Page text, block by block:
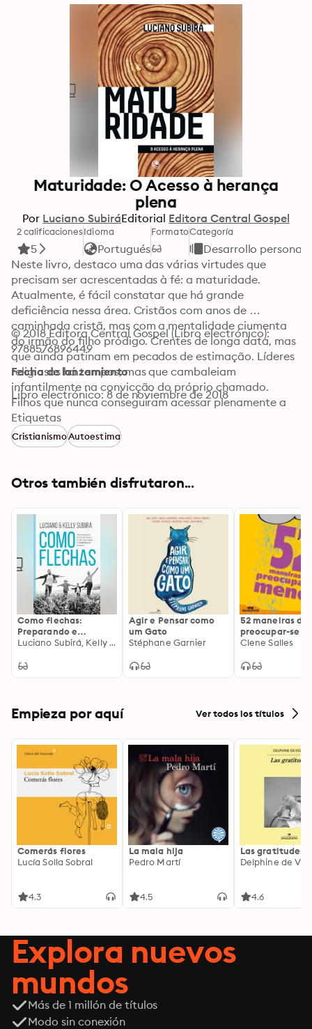
Maturidade: O Acesso à herança
plena
Por Luciano SubiráEditorial Editora Central Gospel
2 calificaciones
5
Idioma
Portugués
FormatoCategoría
Desarrollo personal
Neste livro, destaco uma das várias virtudes que
precisam ser acrescentadas à fé: a maturidade.
Atualmente, é fácil constatar que há grande
deficiência nessa área. Cristãos com anos de
caminhada cristã, mas com a mentalidade ciumenta
do irmão do filho pródigo. Crentes de longa data, mas
que ainda patinam em pecados de estimação. Líderes
religiosos há tempos, mas que cambaleiam
infantilmente na convicção do próprio chamado.
Filhos que nunca conseguiram acessar plenamente a
herança prometida no testamento e disponibilizada
com a morte do testador, Cristo.
Acredito que uma das razões de não se investir
existe uma compreensão adequada de sua
espiritual". Consequentemente, despertar a
valorização de um processo simplesmente
fundamental para quem quer viver tudo o que o Pai
Celeste tem reservado. Sem maturidade, você e eu só
conseguimos experimentar uma pequena parte. Se
você deseja tudo Dele, terá que crescer.
© 2018 Editora Central Gospel (Libro electrónico):
9788576896449
Fecha de lanzamiento
Libro electrónico: 8 de noviembre de 2018
Etiquetas
CristianismoAutoestima
Otros también disfrutaron...
Como flechas:
Preparando e
projetando os filhos
divino
Luciano Subirá, Kelly Subirá
Agir e Pensar como
um Gato
Stéphane Garnier
52 maneiras de
preocupar-se
Clene Salles
Empieza por aquí Ver todos los títulos
Comerás flores
Lucía Solla Sobral
4.3
La mala hija
Pedro Martí
4.5
Las gratitudes
Delphine de
4.6
Explora nuevos
mundos
Más de 1 millón de títulos
Modo sin conexión